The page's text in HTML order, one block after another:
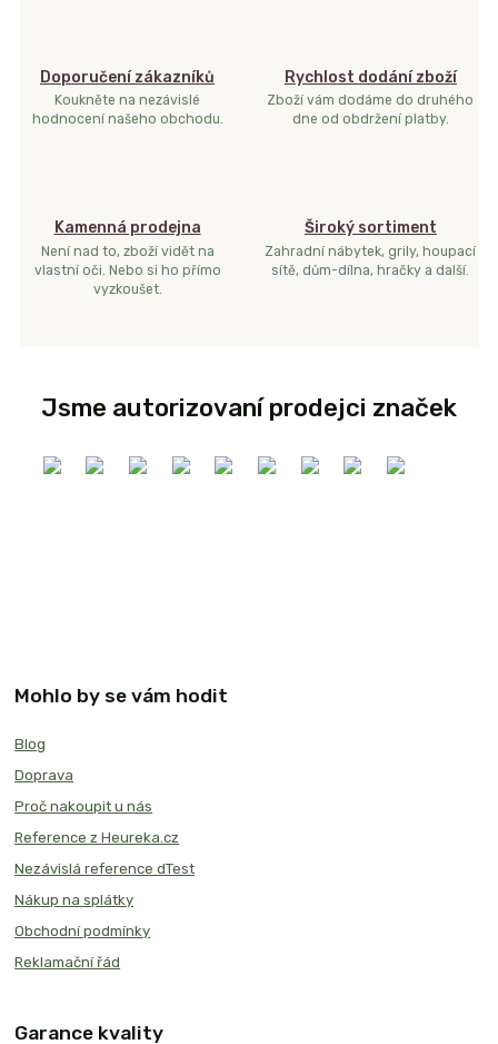
Doporučení zákazníků
Koukněte na nezávislé
hodnocení našeho obchodu.
Rychlost dodání zboží
Zboží vám dodáme do druhého
dne od obdržení platby.
Kamenná prodejna
Není nad to, zboží vidět na
vlastní oči. Nebo si ho přímo
vyzkoušet.
Široký sortiment
Zahradní nábytek, grily, houpací
sítě, dům-dílna, hračky a další.
Jsme autorizovaní prodejci značek
Mohlo by se vám hodit
Blog
Doprava
Proč nakoupit u nás
Reference z Heureka.cz
Nezávislá reference dTest
Nákup na splátky
Obchodní podmínky
Reklamační řád
Garance kvality